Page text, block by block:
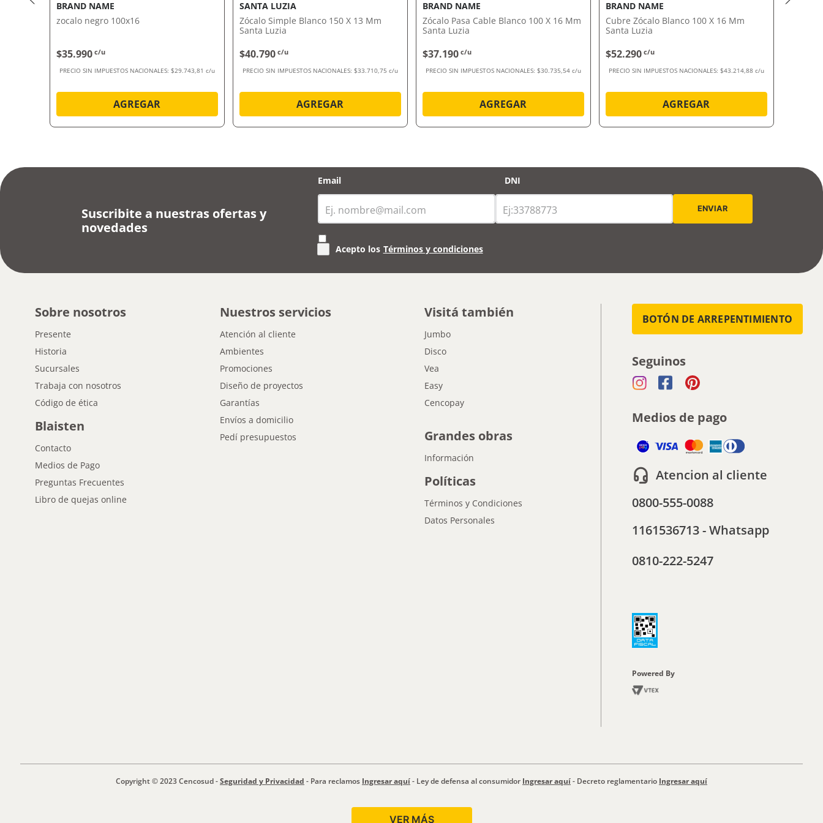
BRAND NAME
zocalo negro 100x16
$35.990 c/u
PRECIO SIN IMPUESTOS NACIONALES: $29.743,81 c/u
AGREGAR
SANTA LUZIA
Zócalo Simple Blanco 150 X 13 Mm
Santa Luzia
$40.790 c/u
PRECIO SIN IMPUESTOS NACIONALES: $33.710,75 c/u
AGREGAR
BRAND NAME
Zócalo Pasa Cable Blanco 100 X 16 Mm
Santa Luzia
$37.190 c/u
PRECIO SIN IMPUESTOS NACIONALES: $30.735,54 c/u
AGREGAR
BRAND NAME
Cubre Zócalo Blanco 100 X 16 Mm
Santa Luzia
$52.290 c/u
PRECIO SIN IMPUESTOS NACIONALES: $43.214,88 c/u
AGREGAR
BRAND
Suscribite a nuestras ofertas y
novedades
Email DNI
Acepto los Términos y condiciones
Sobre nosotros
Presente
Historia
Sucursales
Trabaja con nosotros
Código de ética
Blaisten
Contacto
Medios de Pago
Preguntas Frecuentes
Libro de quejas online
Nuestros servicios
Atención al cliente
Ambientes
Promociones
Diseño de proyectos
Garantías
Envíos a domicilio
Pedí presupuestos
Visitá también
Jumbo
Disco
Vea
Easy
Cencopay
Grandes obras
Información
Políticas
Términos y Condiciones
Datos Personales
BOTÓN DE ARREPENTIMIENTO
Seguinos
Medios de pago
Atencion al cliente
0800-555-0088
1161536713 - Whatsapp
0810-222-5247
Powered By
Copyright © 2023 Cencosud -Seguridad y Privacidad - Para reclamos Ingresar aquí- Ley de defensa al consumidor Ingresar aquí- Decreto reglamentario Ingresar aquí
VER MÁS